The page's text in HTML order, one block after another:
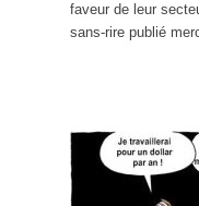
faveur de leur
sans-rire publié